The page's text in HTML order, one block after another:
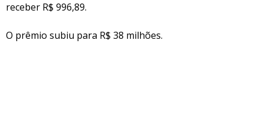
receber R$ 996,89.
O prêmio subiu para R$ 38 milhões.